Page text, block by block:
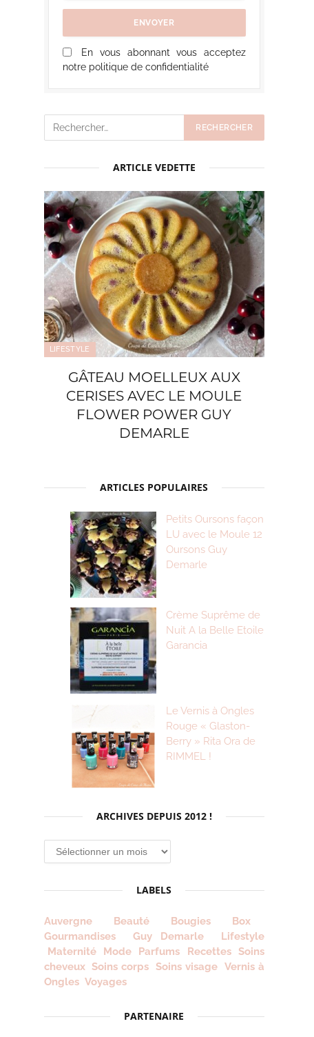
En vous abonnant vous acceptez
notre politique de confidentialité
ARTICLE VEDETTE
LIFESTYLE
GÂTEAU MOELLEUX AUX
CERISES AVEC LE MOULE
FLOWER POWER GUY
DEMARLE
ARTICLES POPULAIRES
Petits Oursons façon
LU avec le Moule 12
Oursons Guy
Demarle
Crème Suprême de
Nuit A la Belle Etoile
Garancia
Le Vernis à Ongles
Rouge « Glaston-
Berry » Rita Ora de
RIMMEL !
ARCHIVES DEPUIS 2012 !
Archives
depuis
!
LABELS
Auvergne Beauté Bougies
Box
Gourmandises
Guy Demarle
Lifestyle
Maternité
Mode Parfums Recettes Soins
cheveux Soins corps Soins visage Vernis à
Ongles Voyages
PARTENAIRE